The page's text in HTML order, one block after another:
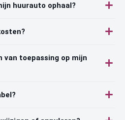
huurauto ophaal?
van toepassing op mijn